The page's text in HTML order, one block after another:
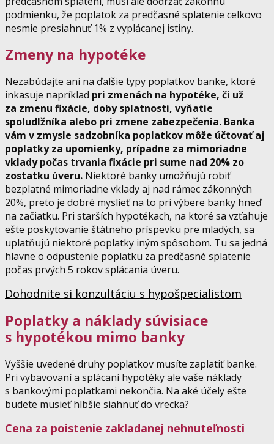
podmienku, že poplatok za predčasné splatenie celkovo
nesmie presiahnuť 1% z vyplácanej istiny.
Zmeny na hypotéke
Nezabúdajte ani na ďalšie typy poplatkov banke, ktoré
inkasuje napríklad pri zmenách na hypotéke, či už
za zmenu fixácie, doby splatnosti, vyňatie
spoludlžníka alebo pri zmene zabezpečenia. Banka
vám v zmysle sadzobníka poplatkov môže účtovať aj
poplatky za upomienky, prípadne za mimoriadne
vklady počas trvania fixácie pri sume nad 20% zo
zostatku úveru. Niektoré banky umožňujú robiť
bezplatné mimoriadne vklady aj nad rámec zákonných
20%, preto je dobré myslieť na to pri výbere banky hneď
na začiatku. Pri starších hypotékach, na ktoré sa vzťahuje
ešte poskytovanie štátneho príspevku pre mladých, sa
uplatňujú niektoré poplatky iným spôsobom. Tu sa jedná
hlavne o odpustenie poplatku za predčasné splatenie
počas prvých 5 rokov splácania úveru.
Dohodnite si konzultáciu s hypošpecialistom
Poplatky a náklady súvisiace
s hypotékou mimo banky
Vyššie uvedené druhy poplatkov musíte zaplatiť banke.
Pri vybavovaní a splácaní hypotéky ale vaše náklady
s bankovými poplatkami nekončia. Na aké účely ešte
budete musieť hlbšie siahnuť do vrecka?
Cena za poistenie zakladanej nehnuteľnosti